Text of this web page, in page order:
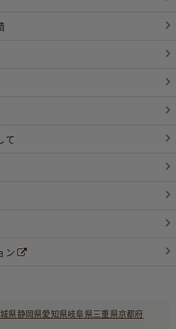
て
ン
県静岡県愛知県岐阜県三重県京都府